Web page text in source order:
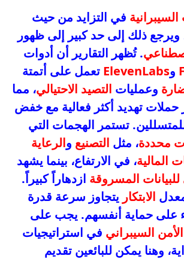
في التزايد من حيث
ويرجع ذلك إلى حد كبير إلى ظهور
. تُظهر التقارير أن أدوات
وElevenLabs تعمل على أتمتة
وعمليات التصيد الاحتيالي، مما
حملات تهديد أكثر فعالية مع خفض
تستمر الهجمات التي
محددة، مثل التصنيع والرعاية
المالية، في الارتفاع، بينما يشهد
المسروقة ازدهاراً كبيراً.
الابتكار يتجاوز سرعة قدرة
على حماية أنفسهم. يجب على
الأمن السيبراني في استراتيجيات
وهنا يمكن للبائعين تقديم